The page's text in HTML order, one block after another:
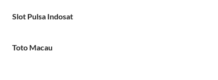
Slot Pulsa Indosat
Toto Macau